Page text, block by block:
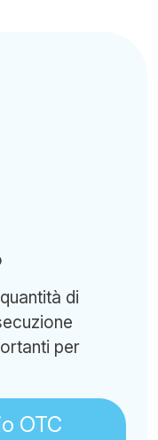
di
per
OTC